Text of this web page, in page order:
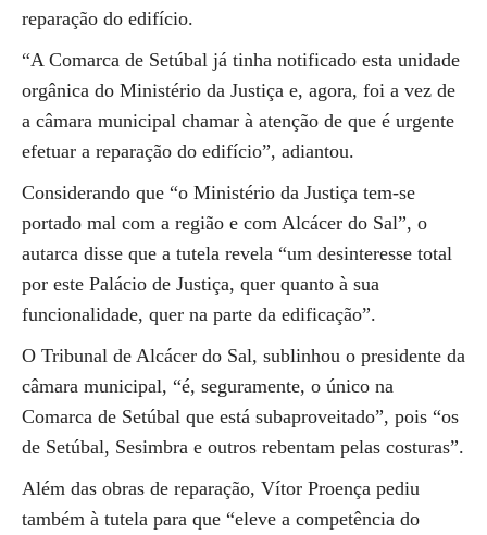
reparação do edifício.
“A Comarca de Setúbal já tinha notificado esta unidade
orgânica do Ministério da Justiça e, agora, foi a vez de
a câmara municipal chamar à atenção de que é urgente
efetuar a reparação do edifício”, adiantou.
Considerando que “o Ministério da Justiça tem-se
portado mal com a região e com Alcácer do Sal”, o
autarca disse que a tutela revela “um desinteresse total
por este Palácio de Justiça, quer quanto à sua
funcionalidade, quer na parte da edificação”.
O Tribunal de Alcácer do Sal, sublinhou o presidente da
câmara municipal, “é, seguramente, o único na
Comarca de Setúbal que está subaproveitado”, pois “os
de Setúbal, Sesimbra e outros rebentam pelas costuras”.
Além das obras de reparação, Vítor Proença pediu
também à tutela para que “eleve a competência do